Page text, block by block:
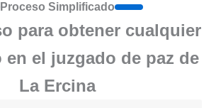
Proceso Simplificado
para obtener cualquier
el juzgado de paz de
La Ercina